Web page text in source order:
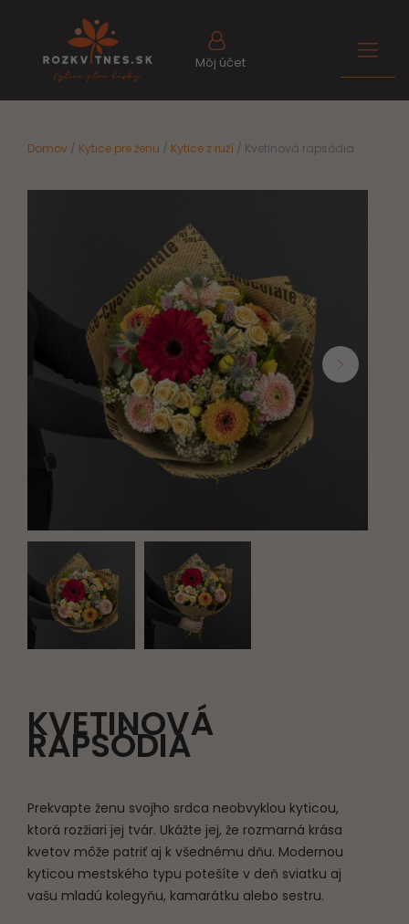
Môj účet
Domov / Kytice pre ženu / Kytice z ruží / Kvetinová rapsódia
KVETINOVÁ
RAPSÓDIA
Prekvapte ženu svojho srdca neobvyklou kyticou,
ktorá rozžiari jej tvár. Ukážte jej, že rozmarná krása
kvetov môže patriť aj k všednému dňu. Modernou
kyticou mestského typu potešíte v deň sviatku aj
vašu mladú kolegyňu, kamarátku alebo sestru.